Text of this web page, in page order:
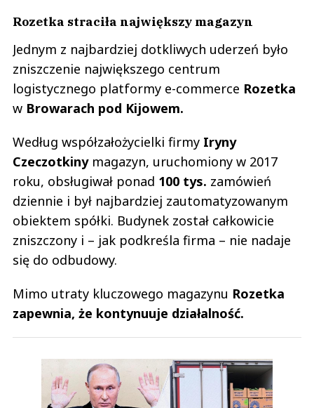
Rozetka straciła największy magazyn
Jednym z najbardziej dotkliwych uderzeń było
zniszczenie największego centrum
logistycznego platformy e-commerce Rozetka
w Browarach pod Kijowem.
Według współzałożycielki firmy Iryny
Czeczotkinymagazyn, uruchomiony w 2017
roku, obsługiwał ponad 100 tys. zamówień
dziennie i był najbardziej zautomatyzowanym
obiektem spółki. Budynek został całkowicie
zniszczony i – jak podkreśla firma – nie nadaje
się do odbudowy.
Mimo utraty kluczowego magazynu Rozetka
zapewnia, że kontynuuje działalność.